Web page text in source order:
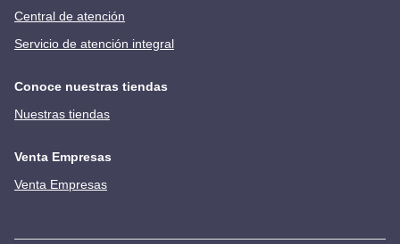
Central de atención
Servicio de atención integral
Conoce nuestras tiendas
Nuestras tiendas
Venta Empresas
Venta Empresas